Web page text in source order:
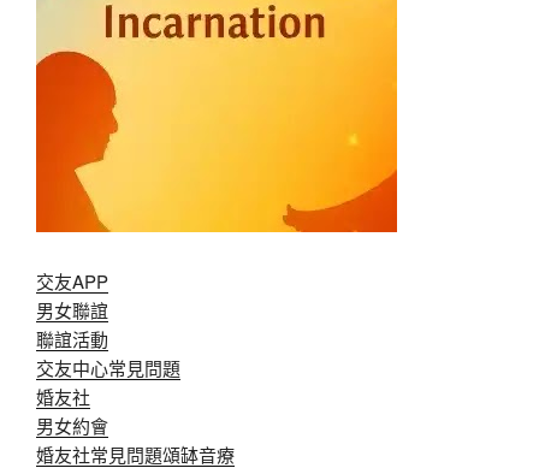
交友APP
男女聯誼
聯誼活動
交友中心常見問題
婚友社
男女約會
婚友社常見問題頌缽音療